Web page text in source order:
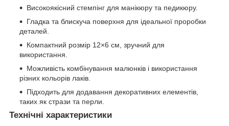
Високоякісний стемпінг для манікюру та педикюру.
Гладка та блискуча поверхня для ідеальної проробки
деталей.
Компактний розмір 12×6 см, зручний для
використання.
Можливість комбінування малюнків і використання
різних кольорів лаків.
Підходить для додавання декоративних елементів,
таких як стрази та перли.
Технічні характеристики